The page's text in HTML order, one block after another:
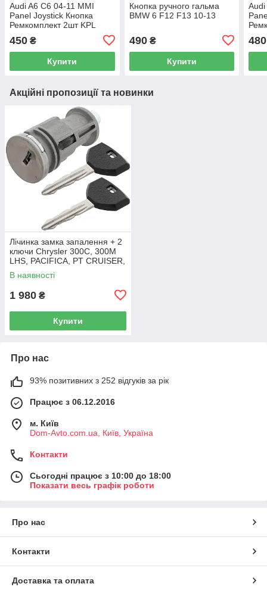
Audi A6 C6 04-11 MMI
Panel Joystick Кнопка
Ремкомплект 2шт KPL
450 ₴
Купити
Кнопка ручного гальма
BMW 6 F12 F13 10-13
490₴
Купити
480
Акційні пропозиції та новинки
Лічинка замка запалення + 2
ключи Chrysler 300C, 300M
LHS, PACIFICA, PT CRUISER,
SEBRING 5003843AB
В наявності
1 980 ₴
Купити
Про нас
93% позитивних з 252 відгуків за рік
Працює з 06.12.2016
м. Київ
Dom-Avto.com.ua, Київ, Україна
Контакти
Сьогодні працює з 10:00 до 18:00
Показати весь графік роботи
Про нас
Контакти
Доставка та оплата